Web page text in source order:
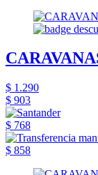
$ 1.290
$ 903
$ 768
$ 858